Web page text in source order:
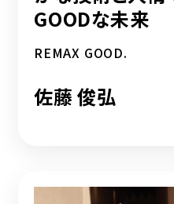
GOODな未来
REMAX GOOD.
佐藤 俊弘